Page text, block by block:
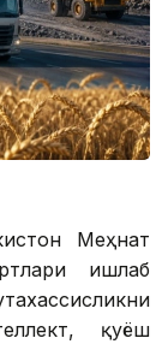
Меҳнат
ишлаб
қуёш